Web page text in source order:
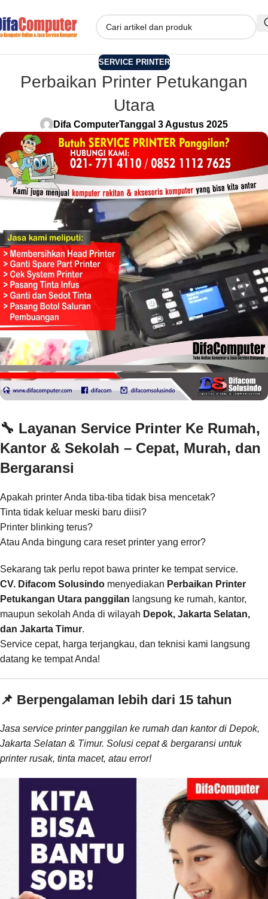
SERVICE PRINTER
Perbaikan Printer Petukangan
Utara
Difa ComputerTanggal 3 Agustus 2025
🔧 Layanan Service Printer Ke Rumah,
Kantor & Sekolah – Cepat, Murah, dan
Bergaransi
Apakah printer Anda tiba-tiba tidak bisa mencetak?
Tinta tidak keluar meski baru diisi?
Printer blinking terus?
Atau Anda bingung cara reset printer yang error?
Sekarang tak perlu repot bawa printer ke tempat service.
CV. Difacom Solusindo menyediakan Perbaikan Printer
Petukangan Utara panggilan langsung ke rumah, kantor,
maupun sekolah Anda di wilayah Depok, Jakarta Selatan,
dan Jakarta Timur.
Service cepat, harga terjangkau, dan teknisi kami langsung
datang ke tempat Anda!
📌 Berpengalaman lebih dari 15 tahun
Jasa service printer panggilan ke rumah dan kantor di Depok,
Jakarta Selatan & Timur. Solusi cepat & bergaransi untuk
printer rusak, tinta macet, atau error!